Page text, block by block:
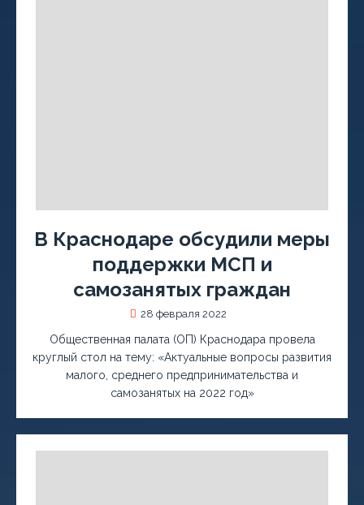
В Краснодаре обсудили меры
поддержки МСП и
самозанятых граждан
28 февраля 2022
Общественная палата (ОП) Краснодара провела
круглый стол на тему: «Актуальные вопросы развития
малого, среднего предпринимательства и
самозанятых на 2022 год»